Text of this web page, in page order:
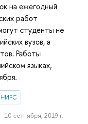
на ежегодный
работ
студенты не
вузов, а
Работы
языках,
НИРС
10 сентября, 2019 г.